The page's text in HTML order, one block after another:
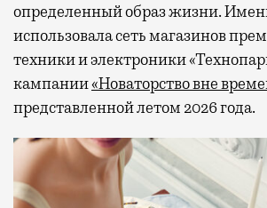
определенный образ жизни.
использовала сеть магазинов
техники и электроники
кампании«Новаторство вне
представленной летом 2026 года.